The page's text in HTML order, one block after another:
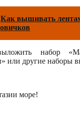
Как вышивать
набор
или другие наборы
море!